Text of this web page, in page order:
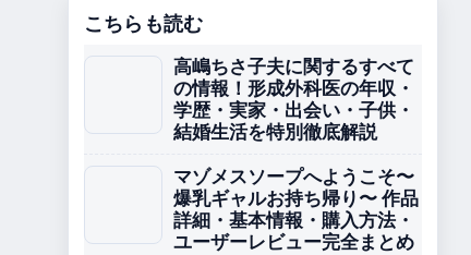
こちらも読む
高嶋ちさ子夫に関するすべて
の情報！形成外科医の年収・
学歴・実家・出会い・子供・
結婚生活を特別徹底解説
マゾメスソープへようこそ〜
爆乳ギャルお持ち帰り〜 作品
詳細・基本情報・購入方法・
ユーザーレビュー完全まとめ